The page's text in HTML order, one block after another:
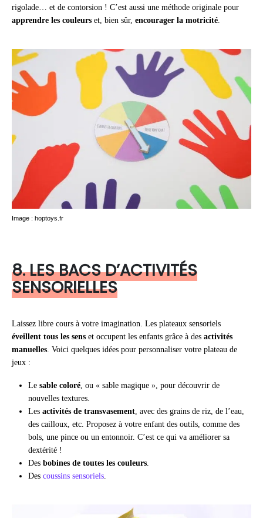
rigolade… et de contorsion ! C’est aussi une méthode originale pour
apprendre les couleurs et, bien sûr, encourager la motricité.
Image : hoptoys.fr
8. LES BACS D’ACTIVITÉS
SENSORIELLES
Laissez libre cours à votre imagination. Les plateaux sensoriels
éveillent tous les sens et occupent les enfants grâce à des activités
manuelles . Voici quelques idées pour personnaliser votre plateau de
jeux :
Le sable coloré, ou « sable magique », pour découvrir de
nouvelles textures.
Les activités de transvasement, avec des grains de riz, de l’eau,
des cailloux, etc. Proposez à votre enfant des outils, comme des
bols, une pince ou un entonnoir. C’est ce qui va améliorer sa
dextérité !
Des bobines de toutes les couleurs.
Des coussins sensoriels.